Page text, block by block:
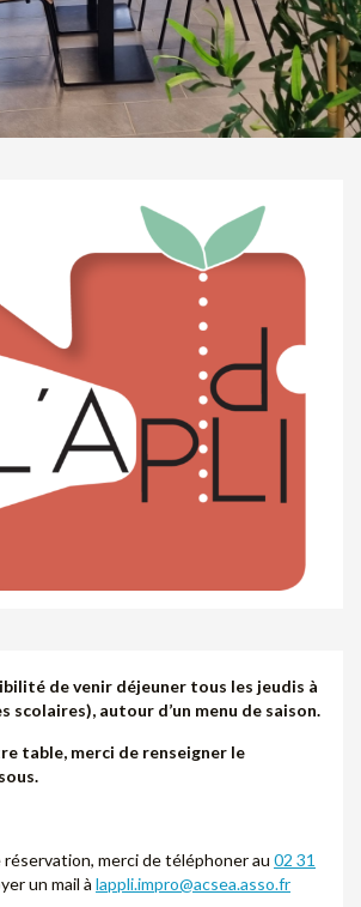
de venir déjeuner tous les jeudis à
scolaires), autour d’un menu de saison.
table, merci de renseigner le
merci de téléphoner au 02 31
un mail à lappli.impro@acsea.asso.fr